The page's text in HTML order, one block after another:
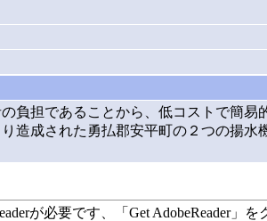
負担であることから、低コストで簡易
造成された勇払郡安平町の２つの揚水
が必要です、「Get AdobeReader」を